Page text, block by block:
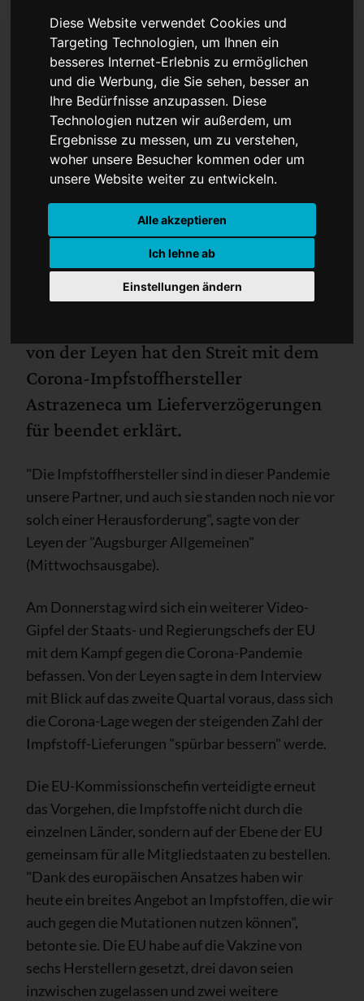
Diese Website verwendet Cookies und
Targeting Technologien, um Ihnen ein
besseres Internet-Erlebnis zu ermöglichen
und die Werbung, die Sie sehen, besser an
Ihre Bedürfnisse anzupassen. Diese
Technologien nutzen wir außerdem, um
Ergebnisse zu messen, um zu verstehen,
woher unsere Besucher kommen oder um
unsere Website weiter zu entwickeln.
Alle akzeptieren
Ich lehne ab
Einstellungen ändern
Von der Leyen: howgh,
ich habe gesprochen!
von der Leyen hat den Streit mit dem
Corona-Impfstoffhersteller
Astrazeneca um Lieferverzögerungen
für beendet erklärt.
"Die Impfstoffhersteller sind in dieser Pandemie
unsere Partner, und auch sie standen noch nie vor
solch einer Herausforderung", sagte von der
Leyen der "Augsburger Allgemeinen"
(Mittwochsausgabe).
Am Donnerstag wird sich ein weiterer Video-
Gipfel der Staats- und Regierungschefs der EU
mit dem Kampf gegen die Corona-Pandemie
befassen. Von der Leyen sagte in dem Interview
mit Blick auf das zweite Quartal voraus, dass sich
die Corona-Lage wegen der steigenden Zahl der
Impfstoff-Lieferungen "spürbar bessern" werde.
Die EU-Kommissionschefin verteidigte erneut
das Vorgehen, die Impfstoffe nicht durch die
einzelnen Länder, sondern auf der Ebene der EU
gemeinsam für alle Mitgliedstaaten zu bestellen.
"Dank des europäischen Ansatzes haben wir
heute ein breites Angebot an Impfstoffen, die wir
auch gegen die Mutationen nutzen können",
betonte sie. Die EU habe auf die Vakzine von
sechs Herstellern gesetzt, drei davon seien
inzwischen zugelassen und zwei weitere